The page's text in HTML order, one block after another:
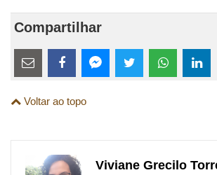
Compartilhar
Estes
links
são
esta
Email
esta
Facebook
Twitter
Voltar ao topo
Viviane Grecilo